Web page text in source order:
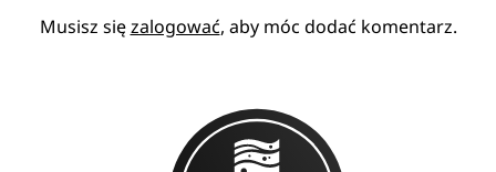
Musisz sięzalogować, aby móc dodać komentarz.